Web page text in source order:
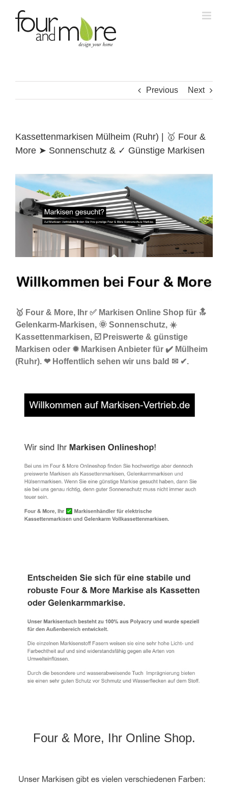
content
Previous Next
Kassettenmarkisen Mülheim (Ruhr) | 🥇 Four &
More ➤ Sonnenschutz & ✓ Günstige Markisen
🥇 Four & More, Ihr ✅ Markisen Online Shop für 🔝
Gelenkarm-Markisen, 🌞 Sonnenschutz, ☀️
Kassettenmarkisen, ☑️ Preiswerte & günstige
Markisen oder ✹ Markisen Anbieter für ✔️ Mülheim
(Ruhr). ❤ Hoffentlich sehen wir uns bald ✉ ✔.
Four & More, Ihr Online Shop.